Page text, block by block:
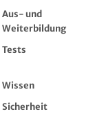
Aus- und
Weiterbildung
Tests
Wissen
Sicherheit